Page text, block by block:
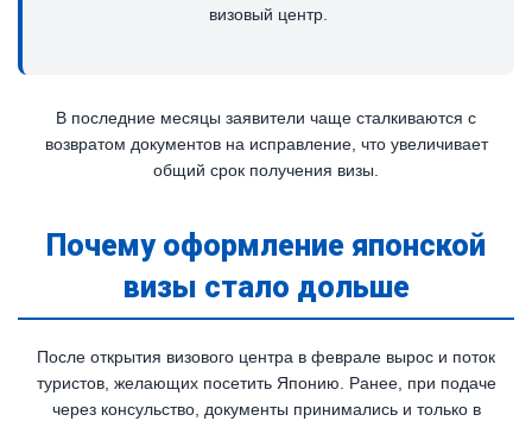
визовый центр.
В последние месяцы заявители чаще сталкиваются с
возвратом документов на исправление, что увеличивает
общий срок получения визы.
Почему оформление японской
визы стало дольше
После открытия визового центра в феврале вырос и поток
туристов, желающих посетить Японию. Ранее, при подаче
через консульство, документы принимались и только в